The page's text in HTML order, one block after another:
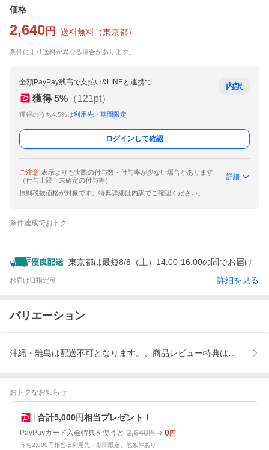
価格
2,640 円 送料無料 （東京都）
条件により送料が異なる場合があります。
全額PayPay残高で支払い&LINEと連携で
獲得 5% （121pt）
獲得のうち4.5%は利用先・期間限定
内訳
ログインして確認
ご注意 表示よりも実際の付与数・付与率が少ない場合があります
（付与上限、未確定の付与等）
詳細
原則税抜価格が対象です。特典詳細は内訳でご確認ください。
条件達成でおトク
東京都は最短8/8（土）14:00-16:00の間でお届け
お届け日指定可 詳細を見る
バリエーション
沖縄・離島は配送不可となります。、商品レビュー特典はご投稿
おトクなお知らせ
合計5,000円相当プレゼント！
PayPayカード入会特典を使うと 2,640円 0円
うち2,000円相当は利用先・期間限定。他条件あり